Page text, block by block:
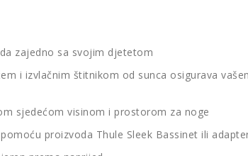
zajedno sa svojim djetetom
i izvlačnim štitnikom od sunca osigurava
sjedećom visinom i prostorom za noge
proizvoda Thule Sleek Bassinet ili